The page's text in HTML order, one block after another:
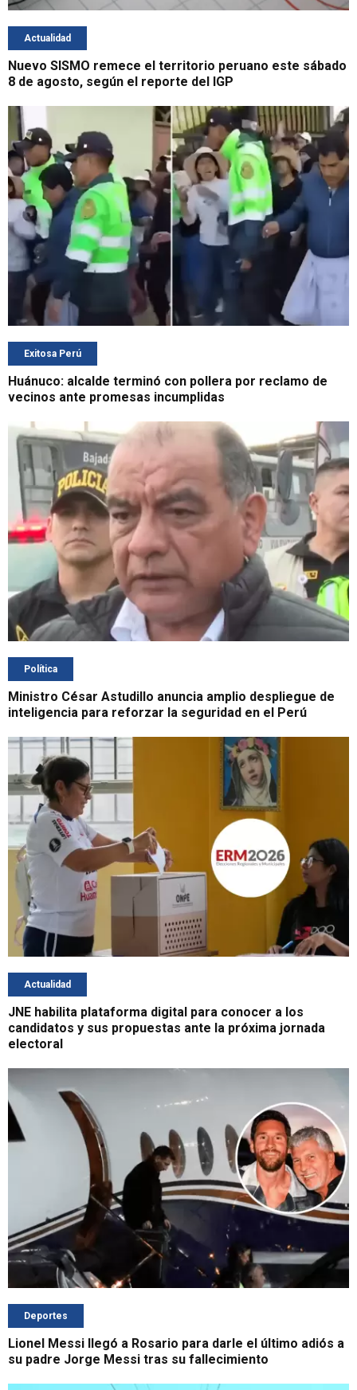
Actualidad
Nuevo SISMO remece el territorio peruano este sábado
8 de agosto, según el reporte del IGP
Exitosa Perú
Huánuco: alcalde terminó con pollera por reclamo de
vecinos ante promesas incumplidas
Política
Ministro César Astudillo anuncia amplio despliegue de
inteligencia para reforzar la seguridad en el Perú
Actualidad
JNE habilita plataforma digital para conocer a los
candidatos y sus propuestas ante la próxima jornada
electoral
Deportes
Lionel Messi llegó a Rosario para darle el último adiós a
su padre Jorge Messi tras su fallecimiento